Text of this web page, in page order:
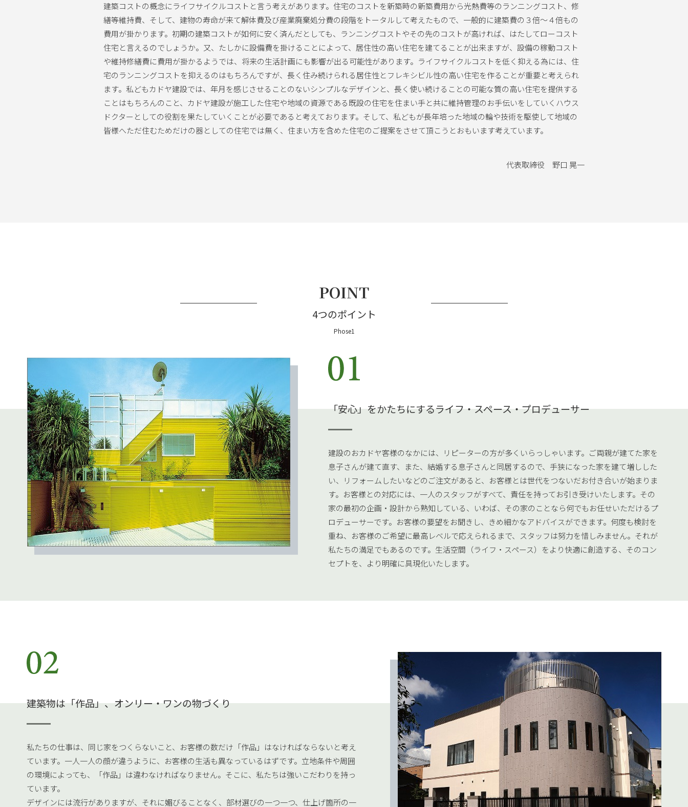
建築コストの概念にライフサイクルコストと言う考えがあります。住宅のコストを新築時の新築費用から光熱費等のランニングコスト、修
繕等維持費、そして、建物の寿命が来て解体費及び産業廃棄処分費の段階をトータルして考えたもので、一般的に建築費の３倍～４倍もの
費用が掛かります。初期の建築コストが如何に安く済んだとしても、ランニングコストやその先のコストが高ければ、はたしてローコスト
住宅と言えるのでしょうか。又、たしかに設備費を掛けることによって、居住性の高い住宅を建てることが出来ますが、設備の稼動コスト
や維持修繕費に費用が掛かるようでは、将来の生活計画にも影響が出る可能性があります。ライフサイクルコストを低く抑える為には、住
宅のランニングコストを抑えるのはもちろんですが、長く住み続けられる居住性とフレキシビル性の高い住宅を作ることが重要と考えられ
ます。私どもカドヤ建設では、年月を感じさせることのないシンプルなデザインと、長く使い続けることの可能な質の高い住宅を提供する
ことはもちろんのこと、カドヤ建設が施工した住宅や地域の資源である既設の住宅を住まい手と共に維持管理のお手伝いをしていくハウス
ドクターとしての役割を果たしていくことが必要であると考えております。そして、私どもが長年培った地域の輪や技術を駆使して地域の
皆様へただ住むためだけの器としての住宅では無く、住まい方を含めた住宅のご提案をさせて頂こうとおもいます考えています。
代表取締役 野口 晃一
POINT
4つのポイント
「安心」をかたちにするライフ・スペース・プロデューサー
建設のおカドヤ客様のなかには、リピーターの方が多くいらっしゃいます。ご両親が建てた家を
息子さんが建て直す、また、結婚する息子さんと同居するので、手狭になった家を建て増しした
い、リフォームしたいなどのご注文があると、お客様とは世代をつないだお付き合いが始まりま
す。お客様との対応には、一人のスタッフがすべて、責任を持ってお引き受けいたします。その
家の最初の企画・設計から熟知している、いわば、その家のことなら何でもお任せいただけるプ
ロデューサーです。お客様の要望をお聞きし、きめ細かなアドバイスができます。何度も検討を
重ね、お客様のご希望に最高レベルで応えられるまで、スタッフは努力を惜しみません。それが
私たちの満足でもあるのです。生活空間（ライフ・スペース）をより快適に創造する、そのコン
セプトを、より明確に具現化いたします。
建築物は「作品」、オンリー・ワンの物づくり
私たちの仕事は、同じ家をつくらないこと、お客様の数だけ「作品」はなければならないと考え
ています。一人一人の顔が違うように、お客様の生活も異なっているはずです。立地条件や周囲
の環境によっても、「作品」は違わなければなりません。そこに、私たちは強いこだわりを持っ
ています。
デザインには流行がありますが、それに媚びることなく、部材選びの一つ一つ、仕上げ箇所の一